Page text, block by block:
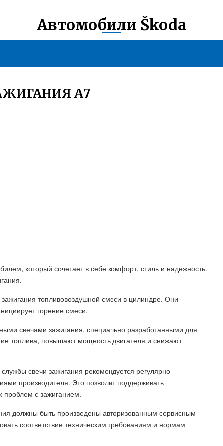
Автомобили Škoda
А7
который сочетает в себе комфорт, стиль и надежность.
топливовоздушной смеси в цилиндре. Они
горение смеси.
свечами зажигания, специально разработанными для
топлива, повышают мощность двигателя и снижают
свечи зажигания рекомендуется регулярно
производителя. Это позволит поддерживать
проблем с зажиганием.
должны быть произведены авторизованным сервисным
соответствие техническим требованиям и нормам